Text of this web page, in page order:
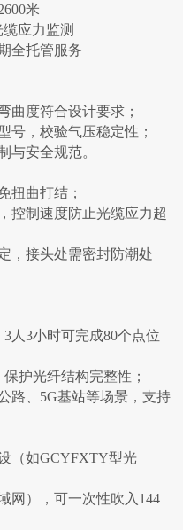
米
应力监测
全托管服务
曲度符合设计要求‌；
号，校验气压稳定性‌；
与安全规范‌。
扭曲打结‌；
控制速度防止光缆应力超
，接头处需密封防潮处
人3小时可完成80个点位
护光纤结构完整性‌；
路、5G基站等场景，支持
（如GCYFXTY型光
网），可一次性吹入144